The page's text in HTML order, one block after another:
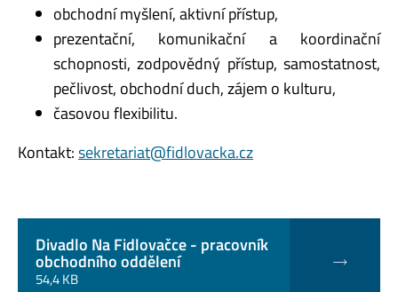
obchodní myšlení, aktivní přístup,
prezentační, komunikační a koordinační
schopnosti, zodpovědný přístup, samostatnost,
pečlivost, obchodní duch, zájem o kulturu,
časovou flexibilitu.
Kontakt:sekretariat@fidlovacka.cz
Divadlo Na Fidlovačce - pracovník
obchodního oddělení
54,4 KB